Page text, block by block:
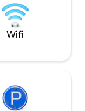
pour les animaux
Remarque : il
niveaux au bord
escaliers, des
doivent être à
Wifi